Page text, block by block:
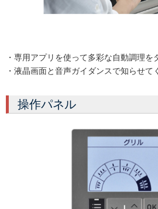
・専用アプリを使って多彩な自動調理を
・液晶画面と音声ガイダンスで知らせて
操作パネル